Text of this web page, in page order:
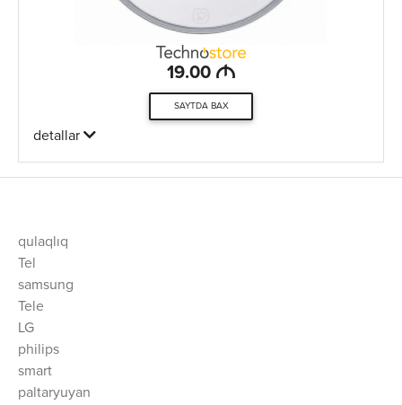
19.00 M
SAYTDA BAX
detallar
qulaqlıq
Tel
samsung
Tele
LG
philips
smart
paltaryuyan